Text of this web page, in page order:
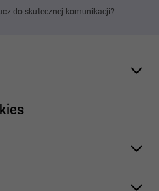
do skutecznej komunikacji?